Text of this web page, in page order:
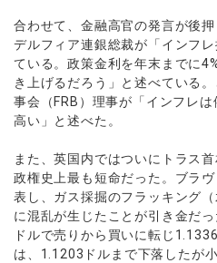
合わせて、金融高官の発言が後
デルフィア連銀総裁が「インフ
ている。政策金利を年末までに
き上げるだろう」と述べている
事会（FRB）理事が「インフレ
高い」と述べた。
また、英国内ではついにトラス
政権史上最も短命だった。ブラ
表し、ガス採掘のフラッキング
に混乱が生じたことが引き金だ
ドルで売りから買いに転じ
は、1.1203ドルまで下落したが